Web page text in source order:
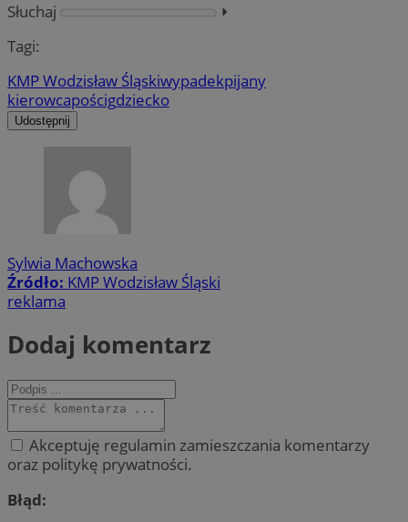
Słuchaj
⏵︎
Tagi:
KMP Wodzisław Śląskiwypadekpijany
kierowcapościgdziecko
Udostępnij
Sylwia Machowska
Źródło: KMP Wodzisław Śląski
reklama
Dodaj komentarz
Akceptuję regulamin zamieszczania komentarzy
oraz politykę prywatności.
Błąd: